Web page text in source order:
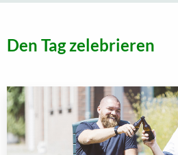
Den Tag zelebrieren